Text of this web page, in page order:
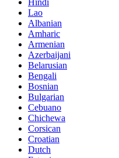
Hindi
Lao
Albanian
Amharic
Armenian
Azerbaijani
Belarusian
Bengali
Bosnian
Bulgarian
Cebuano
Chichewa
Corsican
Croatian
Dutch